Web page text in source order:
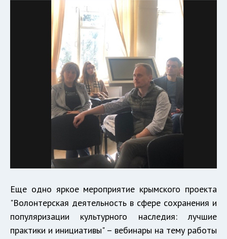
Еще одно яркое мероприятие крымского проекта
"Волонтерская деятельность в сфере сохранения и
популяризации культурного наследия: лучшие
практики и инициативы" – вебинары на тему работы